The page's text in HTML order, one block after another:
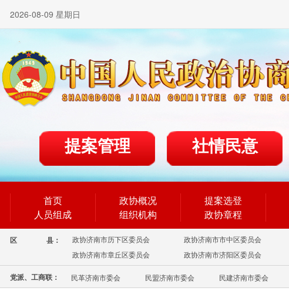
2026-08-09 星期日
提案管理 社情民意
首页
人员组成
政协概况
组织机构
提案选登
政协章程
区 县： 政协济南市历下区委员会 政协济南市市中区委员会
政协济南市章丘区委员会
政协济南市济阳区委员会
党派、工商联： 民革济南市委会 民盟济南市委会 民建济南市委会